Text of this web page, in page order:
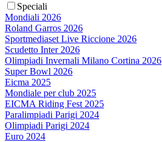
Speciali
Mondiali 2026
Roland Garros 2026
Sportmediaset Live Riccione 2026
Scudetto Inter 2026
Olimpiadi Invernali Milano Cortina 2026
Super Bowl 2026
Eicma 2025
Mondiale per club 2025
EICMA Riding Fest 2025
Paralimpiadi Parigi 2024
Olimpiadi Parigi 2024
Euro 2024